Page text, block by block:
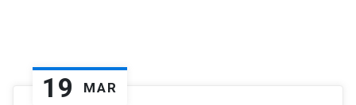
19 MAR